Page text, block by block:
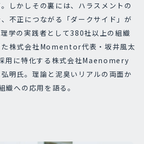
しかしその裏には、ハラスメントの
不正につながる「ダークサイド」が
学の実践者として380社以上の組織
た株式会社Momentor代表・坂井風太
用に特化する株式会社Maenomery
明氏。理論と泥臭いリアルの両面か
織への応用を語る。